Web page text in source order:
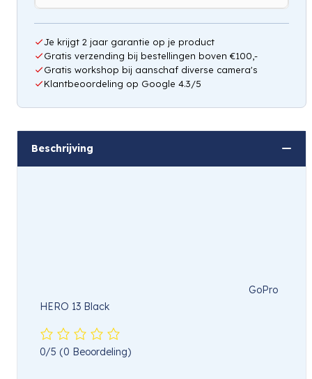
Je krijgt 2 jaar garantie op je product
Gratis verzending bij bestellingen boven €100,-
Gratis workshop bij aanschaf diverse camera's
Klantbeoordeling op Google 4.3/5
Beschrijving
GoPro
HERO 13 Black
0/5 (0 Beoordeling)